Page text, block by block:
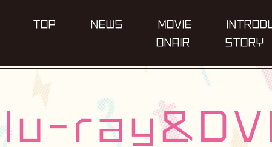
T O P N EWS M O V I E I NT R O D U
O N A I R ST O RY
l u - r a y& DV